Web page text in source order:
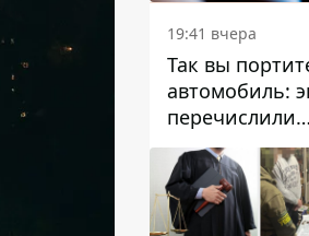
19:41 вчера
Так вы
автомобиль:
перечислили
привычки
которые на
вредят